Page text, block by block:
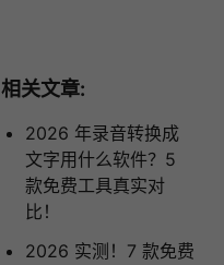
相关文章:
2026 年录音转换成
文字用什么软件？5
款免费工具真实对
比！
2026 实测！7 款免费